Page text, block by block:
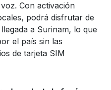
Con activación
podrá disfrutar de
a Surinam, lo que
el país sin las
de tarjeta SIM